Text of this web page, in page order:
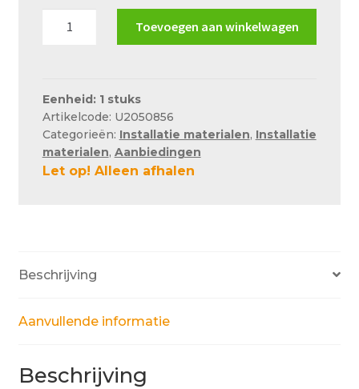
Retouren – Geschillen – Garantie
Showroom
Verzending en bezorging
Winkel
14-
20
mm
aantal
Toevoegen aan winkelwagen
Eenheid: 1 stuks
Artikelcode: U2050856
Categorieën: Installatie materialen, Installatie
materialen, Aanbiedingen
Let op! Alleen afhalen
Beschrijving
Aanvullende informatie
Beschrijving